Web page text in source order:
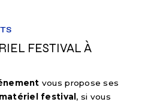
vous propose ses
festival , si vous